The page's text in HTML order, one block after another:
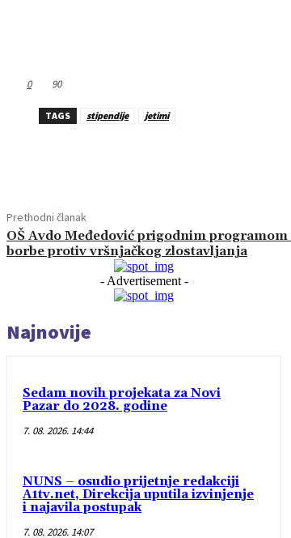
0 90
TAGS stipendije jetimi
Prethodni članak
OŠ Avdo Međedović prigodnim
borbe protiv vršnjačkog zlostavljanja
- Advertisement -
Najnovije
Sedam novih projekata za Novi
Pazar do 2028. godine
7. 08. 2026. 14:44
NUNS – osudio prijetnje redakciji
A1tv.net, Direkcija uputila izvinjenje
i najavila postupak
7. 08. 2026. 14:07